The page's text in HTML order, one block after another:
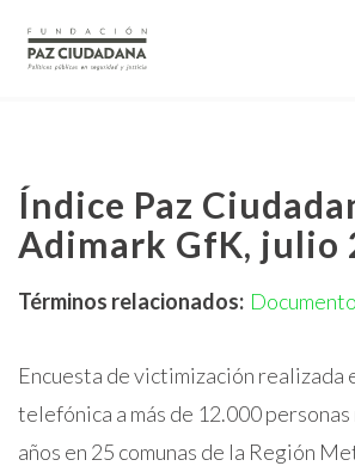
Índice Paz
Adimark GfK, julio
Términos relacionados:
Encuesta de victimización realizada
telefónica a más de 12.000
años en 25 comunas de la Región